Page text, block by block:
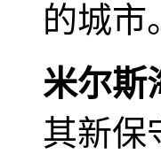
的城市
米尔斯
其新保